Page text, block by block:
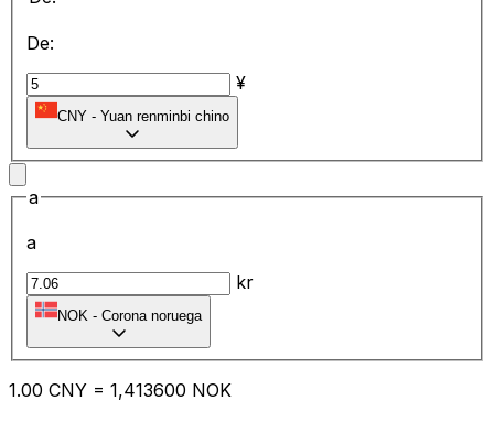
De:
¥
CNY - Yuan renminbi chino
a
a
kr
NOK - Corona noruega
1.00 CNY = 1,413600 NOK